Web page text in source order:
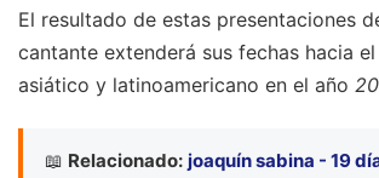
El resultado de estas presentaciones
cantante extenderá sus fechas hacia
asiático y latinoamericano en el año
📖 Relacionado: joaquín sabina - 19